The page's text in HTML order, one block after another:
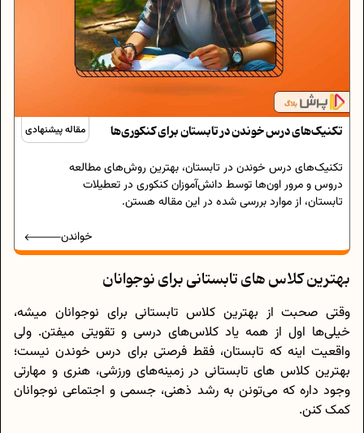
مقاله پیشنهادی تکنیک‌های درس خوندن در تابستان برای کنکوری‌ها
تکنیک‌های درس خوندن در تابستان، بهترین روش‌های مطالعه
دروس و مرور اون‌ها توسط دانش‌آموزان کنکوری در تعطیلات
تابستان، از موارد بررسی شده در این مقاله هستن.
خواندن
بهترین کلاس های تابستانی برای نوجوانان
وقتی صحبت از بهترین کلاس تابستانی برای نوجوانان میشه،
خیلی‌ها اول از همه یاد کلاس‌های درسی و تقویتی میفتن. ولی
واقعیت اینه که تابستان، فقط فرصتی برای درس خوندن نیست؛
بهترین کلاس های تابستانی در زمینه‌های ورزشی، هنری و مهارتی
وجود داره که می‌تونن به رشد ذهنی، جسمی و اجتماعی نوجوانان
کمک کنن.